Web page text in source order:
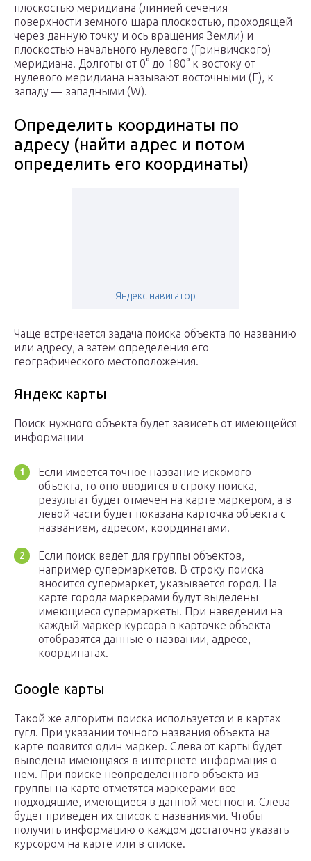
плоскостью меридиана (линией сечения
поверхности земного шара плоскостью, проходящей
через данную точку и ось вращения Земли) и
плоскостью начального нулевого (Гринвичского)
меридиана. Долготы от 0° до 180° к востоку от
нулевого меридиана называют восточными (E), к
западу — западными (W).
Определить координаты по
адресу (найти адрес и потом
определить его координаты)
Яндекс навигатор
Чаще встречается задача поиска объекта по названию
или адресу, а затем определения его
географического местоположения.
Яндекс карты
Поиск нужного объекта будет зависеть от имеющейся
информации
Если имеется точное название искомого
объекта, то оно вводится в строку поиска,
результат будет отмечен на карте маркером, а в
левой части будет показана карточка объекта с
названием, адресом, координатами.
Если поиск ведет для группы объектов,
например супермаркетов. В строку поиска
вносится супермаркет, указывается город. На
карте города маркерами будут выделены
имеющиеся супермаркеты. При наведении на
каждый маркер курсора в карточке объекта
отобразятся данные о названии, адресе,
координатах.
Google карты
Такой же алгоритм поиска используется и в картах
гугл. При указании точного названия объекта на
карте появится один маркер. Слева от карты будет
выведена имеющаяся в интернете информация о
нем. При поиске неопределенного объекта из
группы на карте отметятся маркерами все
подходящие, имеющиеся в данной местности. Слева
будет приведен их список с названиями. Чтобы
получить информацию о каждом достаточно указать
курсором на карте или в списке.